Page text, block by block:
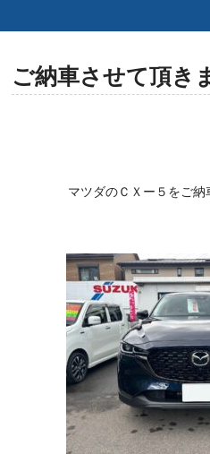
ご納車させて頂き
マツダのＣＸー５をご